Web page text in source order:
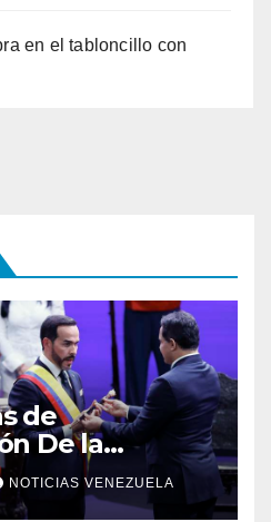
en el tabloncillo con
de
De la
Colombia
NOTICIAS VENEZUELA